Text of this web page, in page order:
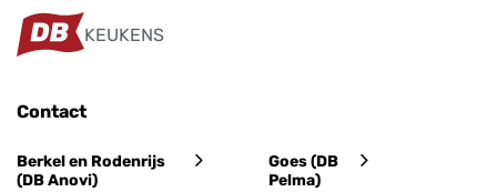
KEUKENS
Contact
Berkel en Rodenrijs
(DB Anovi)
Goes (DB
Pelma)